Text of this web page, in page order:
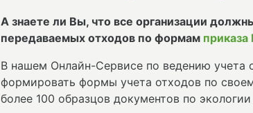
А знаете ли Вы, что все организации
передаваемых отходов по формам
В нашем Онлайн-Сервисе по ведению учета
формировать формы учета отходов по
более 100 образцов документов по